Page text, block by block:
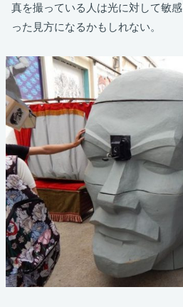
真を撮っている人は光に対して敏
った見方になるかもしれない。